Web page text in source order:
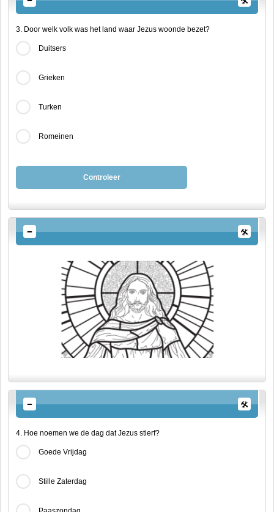
3. Door welk volk was het land waar Jezus woonde bezet?
Duitsers
Grieken
Turken
Romeinen
Controleer
4. Hoe noemen we de dag dat Jezus stierf?
Goede Vrijdag
Stille Zaterdag